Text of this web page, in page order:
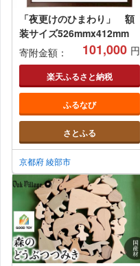
「夜更けのひまわり」 額
装サイズ526mmx412mm
寄附金額：
101,000 円
楽天ふるさと納税
ふるなび
さとふる
京都府 綾部市